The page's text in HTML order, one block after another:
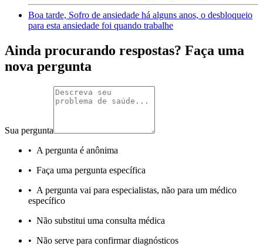
Boa tarde, Sofro de ansiedade há alguns anos, o desbloqueio
para esta ansiedade foi quando trabalhe
Ainda procurando respostas? Faça uma
nova pergunta
Sua pergunta
• A pergunta é anônima
• Faça uma pergunta específica
• A pergunta vai para especialistas, não para um médico
específico
• Não substitui uma consulta médica
• Não serve para confirmar diagnósticos